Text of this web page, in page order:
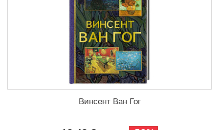
Винсент Ван Гог